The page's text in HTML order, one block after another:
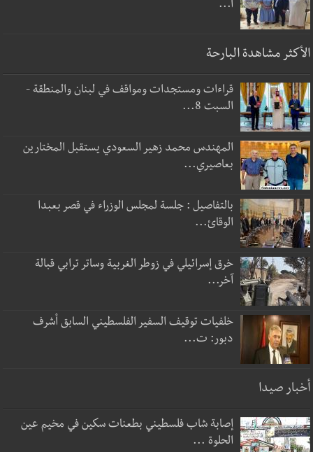
ا...
الأكثر مشاهدة البارحة
قراءات ومستجدات ومواقف في لبنان والمنطقة -
السبت 8...
المهندس محمد زهير السعودي يستقبل المختارين
بعاصيري...
بالتفاصيل : جلسة لمجلس الوزراء في قصر بعبدا
الوقائ...
خرق إسرائيلي في زوطر الغربية وساتر ترابي قبالة
آخر...
خلفيات توقيف السفير الفلسطيني السابق أشرف
دبور: ت...
أخبار صيدا
إصابة شاب فلسطيني بطعنات سكين في مخيم عين
الحلوة ...